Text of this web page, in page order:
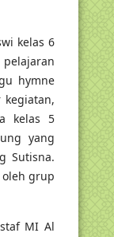
kelas 6
hymne
kelas 5
yang
Sutisna.
grup
MI Al